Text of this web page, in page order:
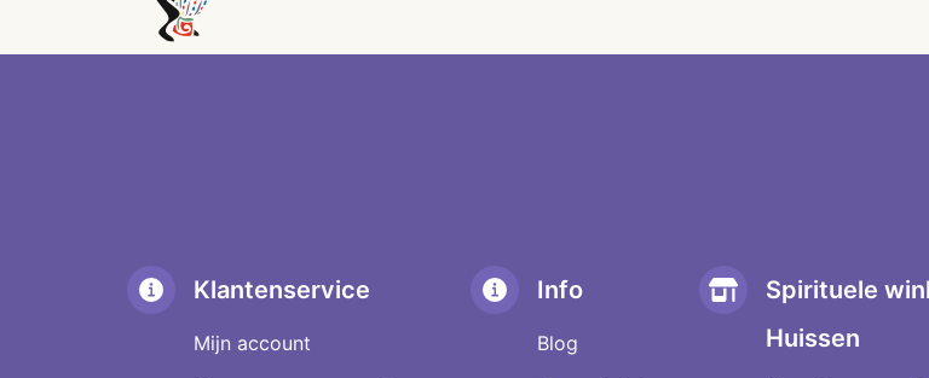
Infinite stone
Jade
Koper
Kunziet
Klantenservice
Mijn account
Info
Blog
Spirituele
Huissen